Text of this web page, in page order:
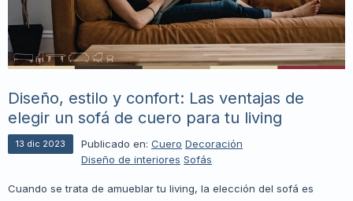
Diseño, estilo y confort: Las ventajas de
elegir un sofá de cuero para tu living
13 dic 2023 Publicado en: Cuero Decoración
Diseño de interiores Sofás
Cuando se trata de amueblar tu living, la elección del sofá es